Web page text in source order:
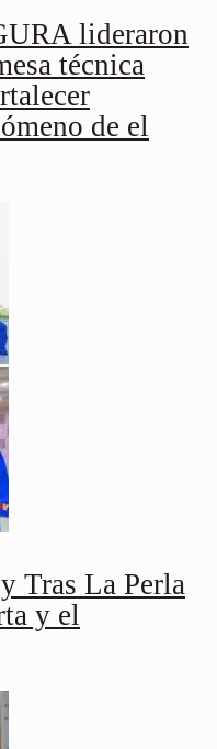
lideraron
técnica
de el
Tras La Perla
y el